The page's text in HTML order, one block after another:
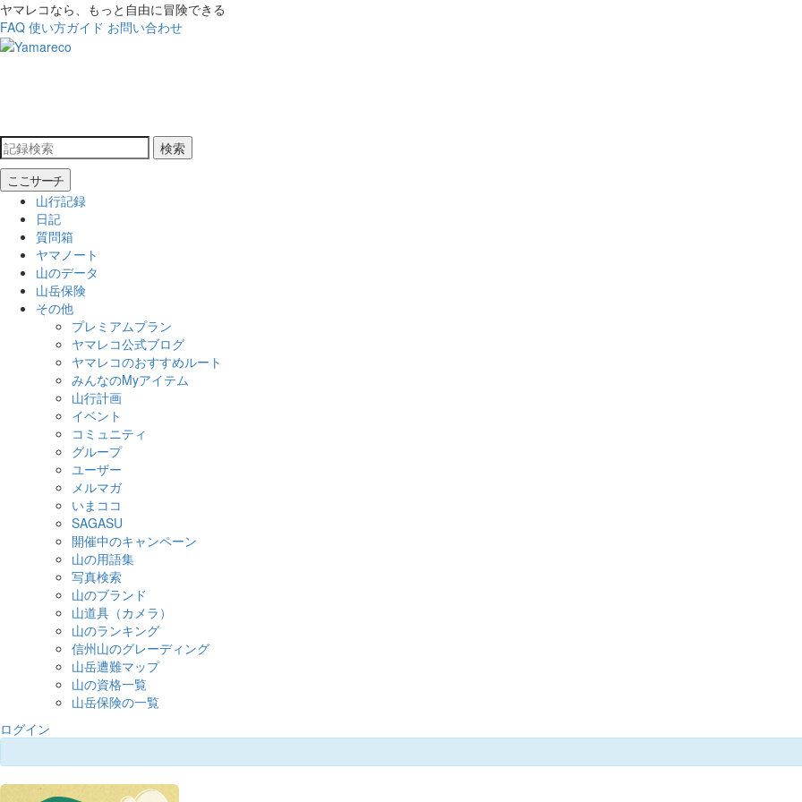
ヤマレコなら、もっと自由に冒険できる
FAQ 使い方ガイド お問い合わせ
検索
ここサーチ
山行記録
日記
質問箱
ヤマノート
山のデータ
山岳保険
その他
プレミアムプラン
ヤマレコ公式ブログ
ヤマレコのおすすめルート
みんなのMyアイテム
山行計画
イベント
コミュニティ
グループ
ユーザー
メルマガ
いまココ
SAGASU
開催中のキャンペーン
山の用語集
写真検索
山のブランド
山道具（カメラ）
山のランキング
信州山のグレーディング
山岳遭難マップ
山の資格一覧
山岳保険の一覧
ログイン